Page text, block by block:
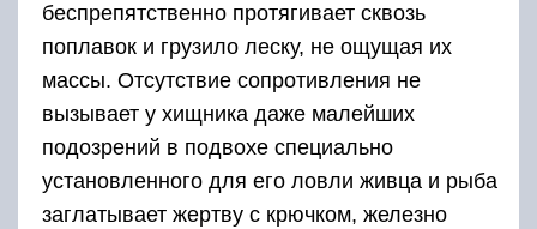
беспрепятственно протягивает сквозь
поплавок и грузило леску, не ощущая их
массы. Отсутствие сопротивления не
вызывает у хищника даже малейших
подозрений в подвохе специально
установленного для его ловли живца и рыба
заглатывает жертву с крючком, железно